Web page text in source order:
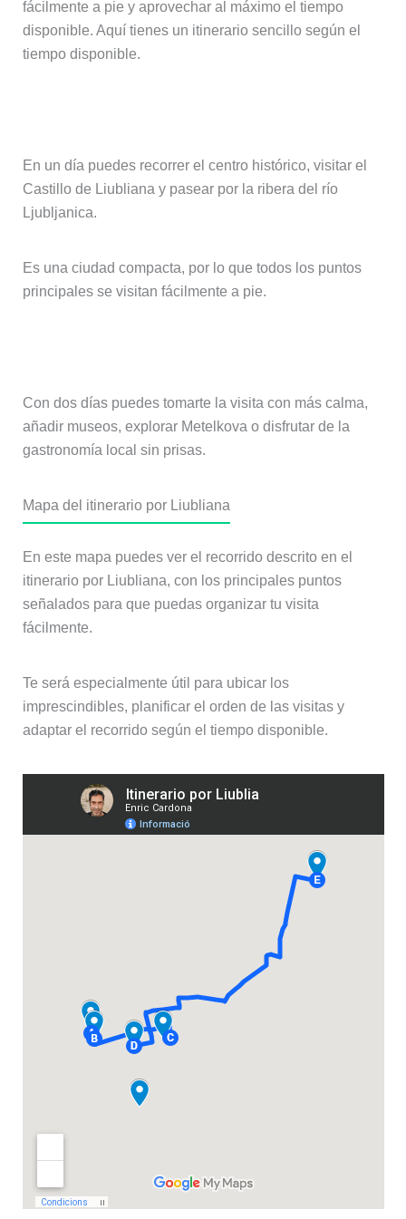
fácilmente a pie y aprovechar al máximo el tiempo
disponible. Aquí tienes un itinerario sencillo según el
tiempo disponible.
En un día puedes recorrer el centro histórico, visitar el
Castillo de Liubliana y pasear por la ribera del río
Ljubljanica.
Es una ciudad compacta, por lo que todos los puntos
principales se visitan fácilmente a pie.
Con dos días puedes tomarte la visita con más calma,
añadir museos, explorar Metelkova o disfrutar de la
gastronomía local sin prisas.
Mapa del itinerario por Liubliana
En este mapa puedes ver el recorrido descrito en el
itinerario por Liubliana, con los principales puntos
señalados para que puedas organizar tu visita
fácilmente.
Te será especialmente útil para ubicar los
imprescindibles, planificar el orden de las visitas y
adaptar el recorrido según el tiempo disponible.